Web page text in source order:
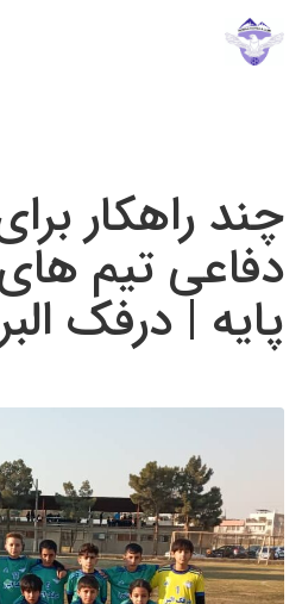
چند راهکار
دفاعی تیم
پایه | درفک